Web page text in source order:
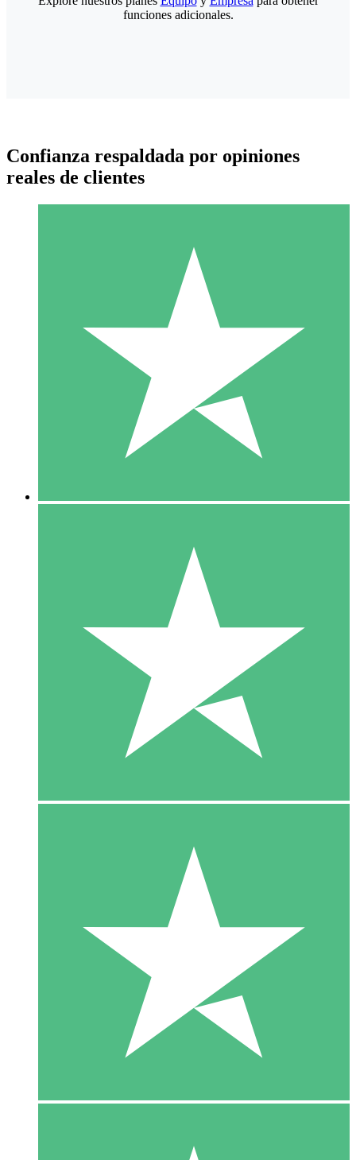
Paquetes de Créditos Individuales
Paga según el uso con créditos de descarga. Sin compromiso
10 00
10 Descargas
20 00
funciones adicionales.
Confianza respaldada por opiniones
reales de clientes